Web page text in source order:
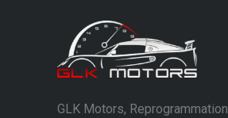
GLK Motors, Reprogrammation